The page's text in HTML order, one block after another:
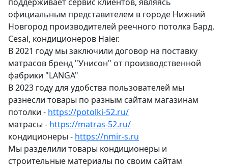
официальным представителем в городе Нижний
Новгород производителей реечного потолка Бард,
Cesal, кондиционеров Haier.
В 2021 году мы заключили договор на поставку
матрасов бренд "Унисон" от производственной
фабрики "LANGA"
В 2023 году для удобства пользователей мы
разнесли товары по разным сайтам магазинам
потолки - https://potolki-52.ru/
матрасы - https://matras-52.ru/
кондиционеры - https://nmir-s.ru
Мы разделили товары кондиционеры и
строительные материалы по своим сайтам